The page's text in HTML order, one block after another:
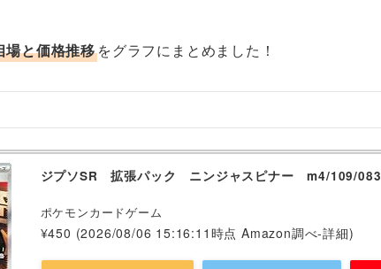
場と価格推移をグラフにまとめました！
ジプソSR 拡張パック ニンジャスピナー m4/109/083
ポケモンカードゲーム
¥450 (2026/08/06 15:16:11時点 Amazon調べ-詳細)